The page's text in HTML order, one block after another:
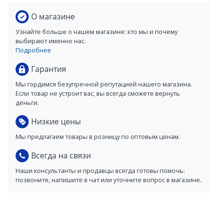
О магазине
Узнайте больше о нашем магазине: кто мы и почему
выбирают именно нас.
Подробнее
Гарантия
Мы гордимся безупречной репутацией нашего магазина.
Если товар не устроит вас, вы всегда сможете вернуть
деньги.
Низкие цены
Мы предлагаем товары в розницу по оптовым ценам.
Всегда на связи
Наши консультанты и продавцы всегда готовы помочь:
позвоните, напишите в чат или уточните вопрос в магазине.